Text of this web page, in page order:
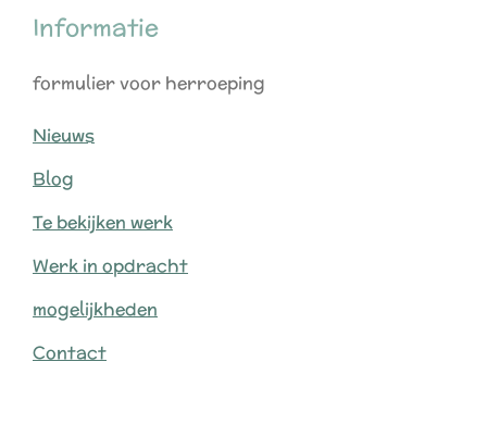
Informatie
formulier voor herroeping
Nieuws
Blog
Te bekijken werk
Werk in opdracht
mogelijkheden
Contact